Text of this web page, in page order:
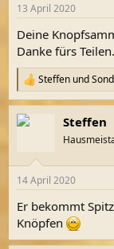
e
:
13 April 2020
Deine
Danke fürs Teilen.
R
e
a
k
e
:
Steffen und
Steffen
14 April 2020
Er bekommt
Knöpfen